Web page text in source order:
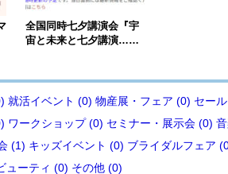
全国同時七夕講演会『宇
宙と未来と七夕講演……
就活イベント (0) 物産展・フェア (0) セー
ワークショップ (0) セミナー・展示会 (0)
(1) キッズイベント (0) ブライダルフェア
ューティ (0) その他 (0)